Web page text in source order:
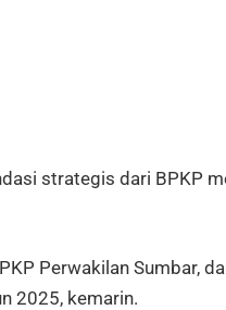
strategis dari BPKP
Perwakilan Sumbar,
2025, kemarin.